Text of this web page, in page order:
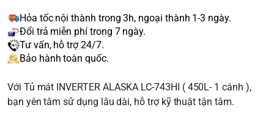
Hỏa tốc nội thành trong 3h, ngoại thành 1-3 ngày.
Đổi trả miễn phí trong 7 ngày.
Tư vấn, hỗ trợ 24/7.
Bảo hành toàn quốc.
Với Tủ mát INVERTER ALASKA LC-743HI ( 450L- 1 cánh ),
bạn yên tâm sử dụng lâu dài, hỗ trợ kỹ thuật tận tâm.